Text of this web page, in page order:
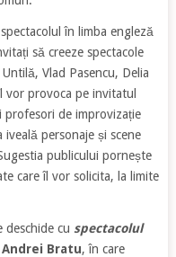
în limba engleză
să creeze spectacole
Vlad Pasencu, Delia
vor provoca pe invitatul
profesori de improvizație
iveală personaje și scene
publicului pornește
care îl vor solicita, la limite
deschide cu spectacolul
Andrei Bratu, în care